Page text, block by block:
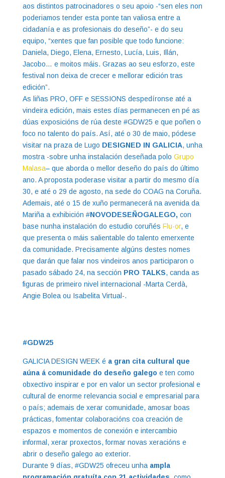
aos distintos patrocinadores o seu apoio -“sen eles non
poderiamos tender esta ponte tan valiosa entre a
cidadanía e as profesionais do deseño”- e do seu
equipo, “xentes que fan posible que todo funcione:
Daniela, Diego, Elena, Ernesto, Lucía, Luis, Illán,
Jacobo… e moitos máis. Grazas ao seu esforzo, este
festival non deixa de crecer e mellorar edición tras
edición”.
As liñas PRO, OFF e SESSIONS despedíronse até a
vindeira edición, mais estes días permanecen en pé as
dúas exposicións de rúa deste #GDW25 e que poñen o
foco no talento do país. Así, até o 30 de maio, pódese
visitar na praza de Lugo DESIGNED IN GALICIA, unha
mostra -sobre unha instalación deseñada polo Grupo
Malasa– que aborda o mellor deseño do país do último
ano. A proposta poderase visitar a partir do mesmo día
30, e até o 29 de agosto, na sede do COAG na Coruña.
Ademais, até o 15 de xuño permanecerá na avenida da
Mariña a exhibición #NOVODESEÑOGALEGO, con
base nunha instalación do estudio coruñés Flu-or, e
que presenta o máis salientable do talento emerxente
da comunidade. Precisamente algúns destes nomes
que darán que falar nos vindeiros anos participaron o
pasado sábado 24, na sección PRO TALKS, canda as
figuras de primeiro nivel internacional -Marta Cerdà,
Angie Bolea ou Isabelita Virtual-.
#GDW25
GALICIA DESIGN WEEK é a gran cita cultural que
aúna á comunidade do deseño galego e ten como
obxectivo inspirar e por en valor un sector profesional e
cultural de enorme relevancia social e empresarial para
o país; ademais de xerar comunidade, amosar boas
prácticas, fomentar colaboracións coa creación de
espazos e momentos de conexión e intercambio
informal, xerar proxectos, formar novas xeracións e
abrir o deseño galego ao exterior.
Durante 9 días, #GDW25 ofreceu unha ampla